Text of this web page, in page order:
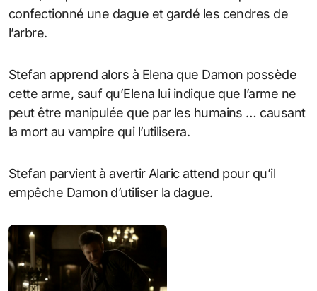
confectionné une dague et gardé les cendres de
l’arbre.
Stefan apprend alors à Elena que Damon possède
cette arme, sauf qu’Elena lui indique que l’arme ne
peut être manipulée que par les humains … causant
la mort au vampire qui l’utilisera.
Stefan parvient à avertir Alaric attend pour qu’il
empêche Damon d’utiliser la dague.